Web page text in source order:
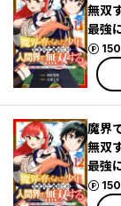
無双
最強
150
ポイント
魔界
無双
最強
150
ポイント